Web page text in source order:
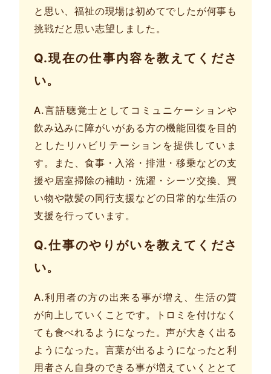
と思い、福祉の現場は初めてでしたが何事も
挑戦だと思い志望しました。
Q.現在の仕事内容を教えてくださ
い。
A.言語聴覚士としてコミュニケーションや
飲み込みに障がいがある方の機能回復を目的
としたリハビリテーションを提供していま
す。また、食事・入浴・排泄・移乗などの支
援や居室掃除の補助・洗濯・シーツ交換、買
い物や散髪の同行支援などの日常的な生活の
支援を行っています。
Q.仕事のやりがいを教えてくださ
い。
A.利用者の方の出来る事が増え、生活の質
が向上していくことです。トロミを付けなく
ても食べれるようになった。声が大きく出る
ようになった。言葉が出るようになったと利
用者さん自身のできる事が増えていくととて